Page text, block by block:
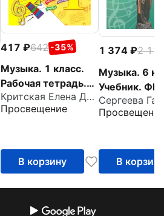
417 642 -35%
Музыка. 1 класс.
Рабочая тетрадь.
ФГОС
Критская Елена Дмитриевна
Просвещение
В корзину
1 374
2 114
Музыка. 6
Учебник.
В корзину